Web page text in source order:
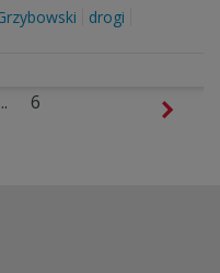
drogi
... 6